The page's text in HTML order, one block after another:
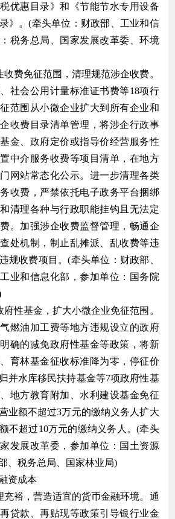
优惠目录》和《节能节水专用设备
》。(牵头单位：财政部、工业和信
税务总局、国家发展改革委、环境
费免征范围，清理规范涉企收费。
社会公用计量标准证书费等18项行
范围从小微企业扩大到所有企业和
收费目录清单管理，将涉企行政事
金、政府定价或指导价经营服务性
中介服务收费等项目清单，在地方
网站常态化公示。进一步清理各类
收费，严禁依托电子政务平台捆绑
清理各种与行政职能挂钩且无法定
。加强涉企收费监督管理，畅通企
处机制，制止乱摊派、乱收费等违
规收费项目。(牵头单位：财政部、
业和信息化部，参加单位：国务院
性基金，扩大小微企业免征范围。
燃油加工费等地方违规设立的政府
确的减免政府性基金等政策，将新
育林基金征收标准降为零，停征价
并水库移民扶持基金等7项政府性基
地方教育附加、水利建设基金免征
业额不超过3万元的缴纳义务人扩大
不超过10万元的缴纳义务人。(牵头
发展改革委，参加单位：国土资源
、税务总局、国家林业局)
资成本
充裕，营造适宜的货币金融环境。通
贷款、再贴现等政策引导银行业金